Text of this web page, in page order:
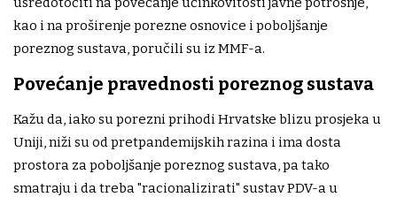
kao i na proširenje porezne osnovice i poboljšanje
poreznog sustava, poručili su iz MMF-a.
Povećanje pravednosti poreznog sustava
Kažu da, iako su porezni prihodi Hrvatske blizu prosjeka u
Uniji, niži su od pretpandemijskih razina i ima dosta
prostora za poboljšanje poreznog sustava, pa tako
smatraju i da treba "racionalizirati" sustav PDV-a u